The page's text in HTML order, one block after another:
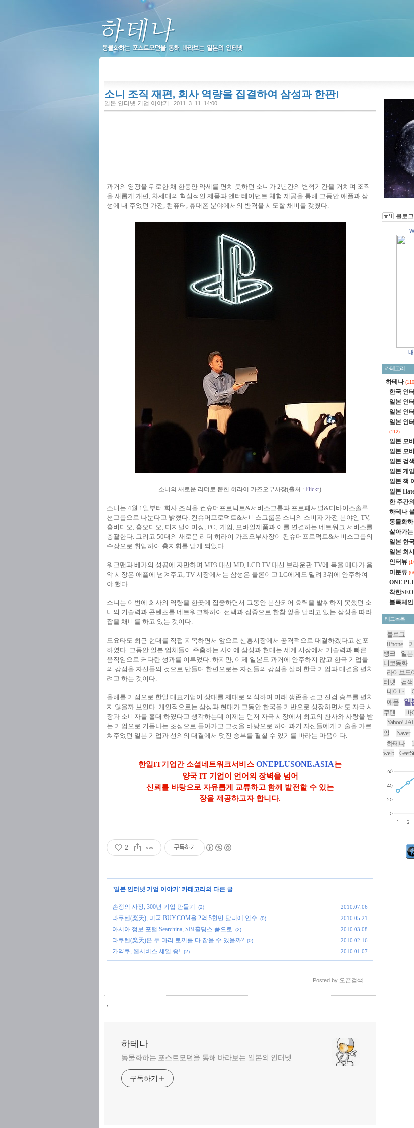
소니 조직 재편, 회사 역량을 집결하여 삼성과 한판!
일본 인터넷 기업 이야기 2011. 3. 11. 14:00
과거의 영광을 뒤로한 채 한동안 약세를 면치 못하던 소니가 2년간의 변혁기간을 거치며 조직
을 새롭게 개편, 차세대의 혁심적인 제품과 엔터테이먼트 체험 제공을 통해 그동안 애플과 삼
성에 내 주었던 가전, 컴퓨터, 휴대폰 분야에서의 반격을 시도할 채비를 갖췄다.
소니의 새로운 리더로 뽑힌 히라이 가즈오부사장(출처 : Flickr)
소니는 4월 1일부터 회사 조직을 컨슈머프로덕트&서비스그룹과 프로페셔널&디바이스솔루
션그룹으로 나눈다고 밝혔다. 컨슈머프로덕트&서비스그룹은 소니의 소비자 가전 분야인 TV,
홈비디오, 홈오디오, 디지털이미징, PC, 게임, 모바일제품과 이를 연결하는 네트워크 서비스를
총괄한다. 그리고 50대의 새로운 리더 히라이 가즈오부사장이 컨슈머프로덕트&서비스그룹의
수장으로 취임하여 총지휘를 맡게 되었다.
워크맨과 베가의 성공에 자만하며 MP3 대신 MD, LCD TV 대신 브라운관 TV에 목을 매다가 음
악 시장은 애플에 넘겨주고, TV 시장에서는 삼성은 물론이고 LG에게도 밀려 3위에 안주하여
야 했다.
소니는 이번에 회사의 역량을 한곳에 집중하면서 그동안 분산되어 효력을 발휘하지 못했던 소
니의 기술력과 콘텐츠를 네트워크화하여 선택과 집중으로 한참 앞을 달리고 있는 삼성을 따라
잡을 채비를 하고 있는 것이다.
도요타도 최근 현대를 직접 지목하면서 앞으로 신흥시장에서 공격적으로 대결하겠다고 선포
하였다. 그동안 일본 업체들이 주춤하는 사이에 삼성과 현대는 세계 시장에서 기술력과 빠른
움직임으로 커다란 성과를 이루었다. 하지만, 이제 일본도 과거에 안주하지 않고 한국 기업들
의 강점을 자신들의 것으로 만들며 한편으로는 자신들의 강점을 살려 한국 기업과 대결을 펼치
려고 하는 것이다.
올해를 기점으로 한일 대표기업이 상대를 제대로 의식하며 미래 생존을 걸고 진검 승부를 펼치
지 않을까 보인다. 개인적으로는 삼성과 현대가 그동안 한국을 기반으로 성장하면서도 자국 시
장과 소비자를 홀대 하였다고 생각하는데 이제는 먼저 자국 시장에서 최고의 찬사와 사랑을 받
는 기업으로 거듭나는 초심으로 돌아가고 그것을 바탕으로 하여 과거 자신들에게 기술을 가르
쳐주었던 일본 기업과 선의의 대결에서 멋진 승부를 펼칠 수 있기를 바라는 마음이다.
한일IT기업간 소셜네트워크서비스 ONEPLUSONE.ASIA는
양국 IT 기업이 언어의 장벽을 넘어
신뢰를 바탕으로 자유롭게 교류하고 함께 발전할 수 있는
장을 제공하고자 합니다.
2 구독하기
'일본 인터넷 기업 이야기 ' 카테고리의 다른 글
손정의 사장, 300년 기업 만들기 (2) 2010.07.06
라쿠텐(楽天), 미국 BUY.COM을 2억 5천만 달러에 인수 (0) 2010.05.21
아시아 정보 포털 Searchina, SBI홀딩스 품으로 (2) 2010.03.08
라쿠텐(楽天)은 두 마리 토끼를 다 잡을 수 있을까? (0) 2010.02.16
가약쿠, 웹서비스 세일 중! (2) 2010.01.07
Posted by 오픈검색
,
하테나
동물화하는 포스트모던을 통해 바라보는 일본의 인터넷
구독하기
블로
카테고리
하테나
한국 인
일본 인
일본 인
일본 인
(112)
일본 모
일본 모
일본 검
일본 게임
일본 책
일본
한 주간
하테나
동물화
살아가는
일본 한
일본 회
인터뷰
미분류
ONE
착한SEO
블록체인
태그목록
블로그
iPhone
뱅크
일
니코동화
라이브도
터넷
검색
네이버
애플
일
쿠텐
바
Yahoo!
일
Naver
하테나
w.e.b